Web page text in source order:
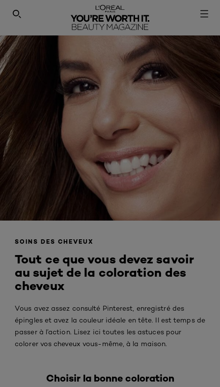
SOINS DES CHEVEUX
Tout ce que vous devez savoir
au sujet de la coloration des
cheveux
Vous avez assez consulté Pinterest, enregistré des
épingles et avez la couleur idéale en tête. Il est temps de
passer à l’action. Lisez ici toutes les astuces pour
colorer vos cheveux vous-même, à la maison.
Choisir la bonne coloration